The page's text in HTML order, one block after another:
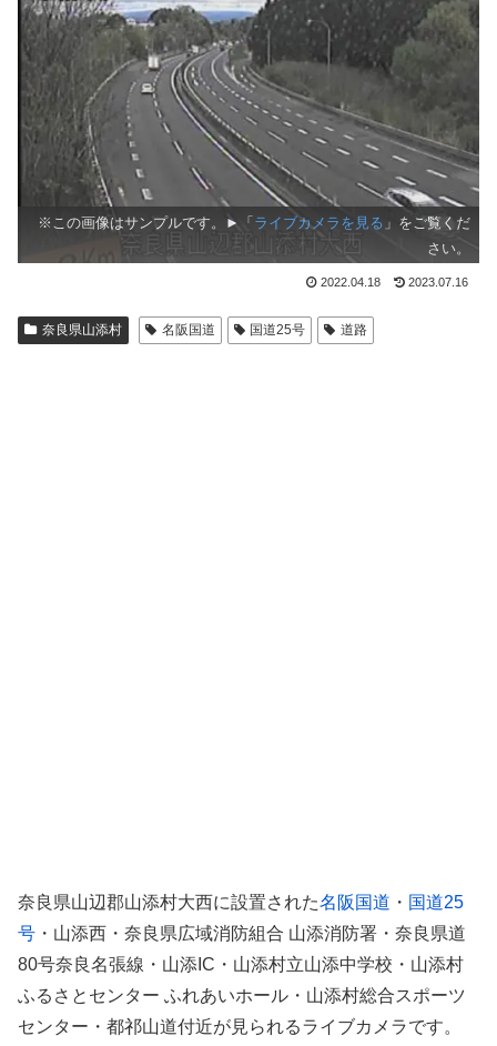
※この画像はサンプルです。►「 ライブカメラを見る 」をご覧くだ
さい。
2022.04.18 2023.07.16
奈良県山添村 名阪国道 国道25号 道路
奈良県山辺郡山添村大西に設置された名阪国道 ・ 国道25
号 ・山添西・奈良県広域消防組合 山添消防署・奈良県道
80号奈良名張線・山添IC・山添村立山添中学校・山添村
ふるさとセンター ふれあいホール・山添村総合スポーツ
センター・都祁山道付近が見られるライブカメラです。